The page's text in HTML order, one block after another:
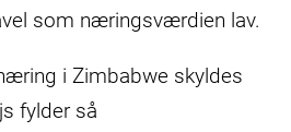
som næringsværdien lav.
i Zimbabwe skyldes
fylder så